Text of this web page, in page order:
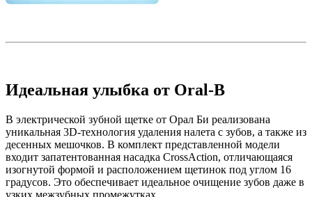
Идеальная улыбка от Oral-B
В электрической зубной щетке от Орал Би реализована
уникальная 3D-технология удаления налета с зубов, а также из
десенных мешочков. В комплект представленной модели
входит запатентованная насадка CrossAction, отличающаяся
изогнутой формой и расположением щетинок под углом 16
градусов. Это обеспечивает идеальное очищение зубов даже в
узких межзубных промежутках.